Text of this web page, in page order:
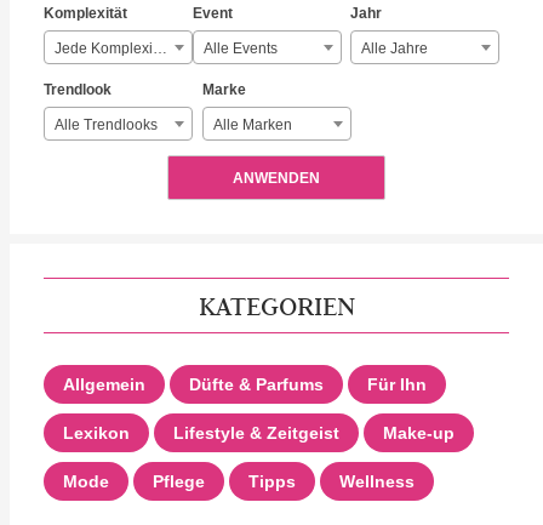
Komplexität
Jede Komplexität
Event
Alle Events
Jahr
Alle Jahre
Trendlook
Alle Trendlooks
Marke
Alle Marken
ANWENDEN
KATEGORIEN
Allgemein Düfte & Parfums Für Ihn
Lexikon Lifestyle & Zeitgeist Make-up
Mode Pflege Tipps Wellness